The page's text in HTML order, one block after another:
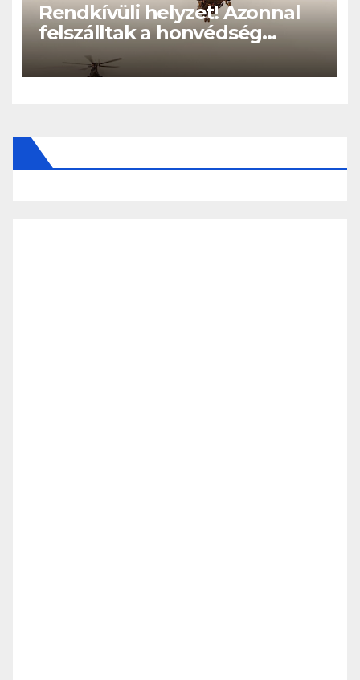
Rendkívüli helyzet! Azonnal
felszálltak a honvédség
helikopterei, óriási a baj
Magyarországon! – Kiadták a